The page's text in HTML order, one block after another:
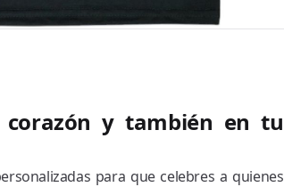
y también en tu
para que celebres a quienes